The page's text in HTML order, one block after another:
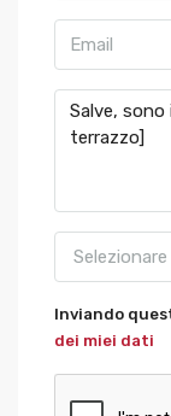
Selezionare
Inviando
dei miei dati